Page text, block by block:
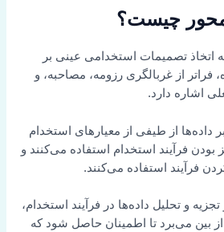
محور چیست؟
اتخاذ تصمیمات استخدامی عینی بر
فراتر از غربالگری رزومه، مصاحبه، و
اشاره دارد.
داده‌ها از طیفی از معیارهای استخدام
بودن فرآیند استخدام استفاده می‌کنند و
فرآیند استفاده می‌کنند.
و تحلیل داده‌ها در فرآیند استخدام،
بین می‌برد تا اطمینان حاصل شود که